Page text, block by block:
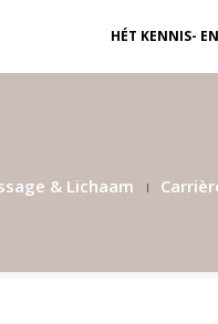
HÉT KENNIS-
& Lichaam